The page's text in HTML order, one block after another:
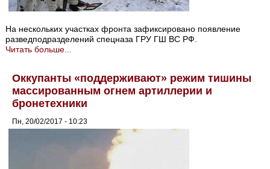
На нескольких участках фронта зафиксировано появление
разведподразделений спецназа ГРУ ГШ ВС РФ.
Читать больше...
Оккупанты «поддерживают» режим тишины
массированным огнем артиллерии и
бронетехники
Пн, 20/02/2017 - 10:23